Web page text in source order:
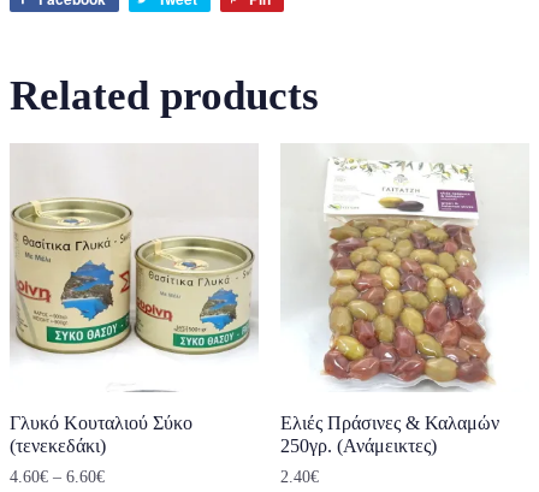
Related products
Γλυκό Κουταλιού Σύκο
(τενεκεδάκι)
4.60€ – 6.60€
Ελιές Πράσινες & Καλαμών
250γρ. (Ανάμεικτες)
2.40€